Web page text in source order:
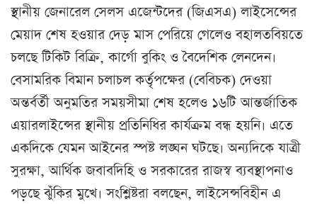
স্থানীয় জেনারেল সেলস এজেন্টদের (জিএসএ) লাইসেন্সের
মেয়াদ শেষ হওয়ার দেড় মাস পেরিয়ে গেলেও বহালতবিয়তে
চলছে টিকিট বিক্রি, কার্গো বুকিং ও বৈদেশিক লেনদেন।
বেসামরিক বিমান চলাচল কর্তৃপক্ষের (বেবিচক) দেওয়া
অন্তর্বর্তী অনুমতির সময়সীমা শেষ হলেও ১৬টি আন্তর্জাতিক
এয়ারলাইন্সের স্থানীয় প্রতিনিধির কার্যক্রম বন্ধ হয়নি। এতে
একদিকে যেমন আইনের স্পষ্ট লঙ্ঘন ঘটছে। অন্যদিকে যাত্রী
সুরক্ষা, আর্থিক জবাবদিহি ও সরকারের রাজস্ব ব্যবস্থাপনাও
পড়ছে ঝুঁকির মুখে। সংশ্লিষ্টরা বলছেন, লাইসেন্সবিহীন এ